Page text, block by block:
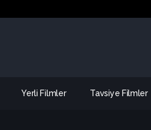
Yerli Filmler Tavsiye Filmler